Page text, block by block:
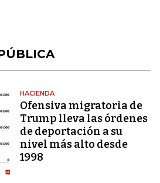
HACIENDA
Ofensiva migratoria de
Trump lleva las órdenes
de deportación a su
nivel más alto desde
1998